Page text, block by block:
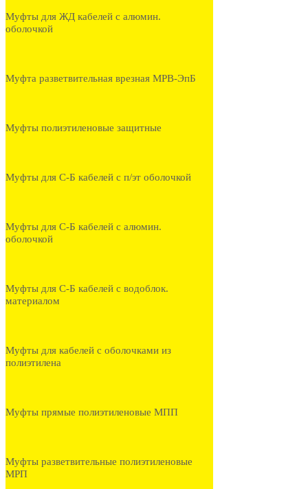
Муфты для ЖД кабелей с алюмин.
оболочкой
Муфта разветвительная врезная МРВ-ЭпБ
Муфты полиэтиленовые защитные
Муфты для С-Б кабелей с п/эт оболочкой
Муфты для С-Б кабелей с алюмин.
оболочкой
Муфты для С-Б кабелей с водоблок.
материалом
Муфты для кабелей с оболочками из
полиэтилена
Муфты прямые полиэтиленовые МПП
Муфты разветвительные полиэтиленовые
МРП